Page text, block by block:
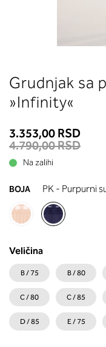
to
the
beginning
the
images
gallery
Grudnjak sa
»Infinity«
3.353,00 RSD
4.790,00 RSD
Na zalihi
BOJA PK - Purpurni
Veličina
B / 75 B / 80
C / 80 C / 85
D / 85 E / 75